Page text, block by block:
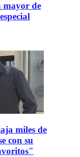
mayor de
miles de
con su